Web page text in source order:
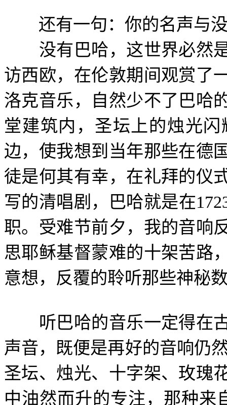
还有一句：你的名声与没
没有巴哈，这世界必然是
访西欧，在伦敦期间观赏了
洛克音乐，自然少不了巴哈
堂建筑内，圣坛上的烛光
边，使我想到当年那些在德
徒是何其有幸，在礼拜的仪
写的清唱剧，巴哈就是在
职。受难节前夕，我的音响
思耶稣基督蒙难的十架苦路
意想，反覆的聆听那些神秘
听巴哈的音乐一定得在古
声音，既便是再好的音响仍
圣坛、烛光、十字架、玫瑰
中油然而升的专注，那种来